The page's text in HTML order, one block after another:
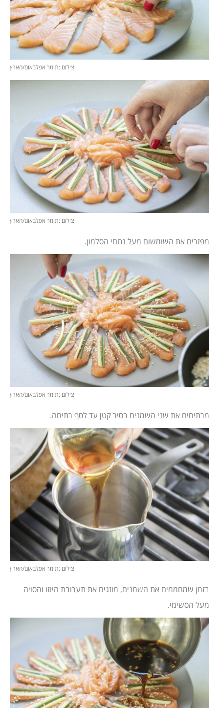
צילום :תומר אפלבאום/הארץ
צילום :תומר אפלבאום/הארץ
מפזרים את השומשום מעל נתחי הסלמון.
צילום :תומר אפלבאום/הארץ
מרתיחים את שני השמנים בסיר קטן עד לסף רתיחה.
צילום :תומר אפלבאום/הארץ
בזמן שמחממים את השמנים, מוזגים את תערובת היוזו והסויה
מעל הסשימי.